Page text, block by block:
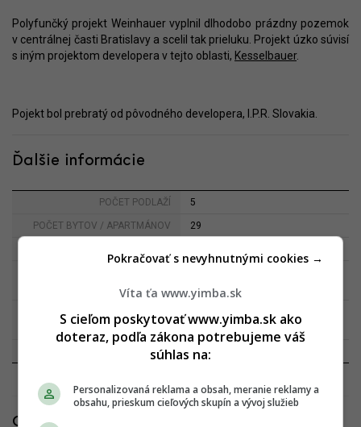
Polyfunčký projekt Weinhauer vyplnil dlhodobo prázdny pozemok
v centrálnej časti Bratislavy a scelil tak prieluku. Projekt úzko súvisí
s iným projektom developera v tejto oblasti, Kesselbauer.
Pojekt bol prebratý od pôvodného developera, I.P.R. Slovakia.
Ďalšie informácie
POČET PODLAŽÍ 5
POČET BYTOV / APARTMÁNOV 29
(PODZEMNÉ / NADZEMNÉ)
PRIEMERNÁ CENA BYTOV (V
EUR/M
2
GENERÁLNY PROJEKTANT SPDe Architekti
Galéria
Víta ťa www.yimba.sk
S cieľom poskytovať www.yimba.sk ako
doteraz, podľa zákona potrebujeme váš
súhlas na:
Personalizovaná reklama a obsah, meranie reklamy a
obsahu, prieskum cieľových skupín a vývoj služieb
Pokračovať s nevyhnutnými cookies →